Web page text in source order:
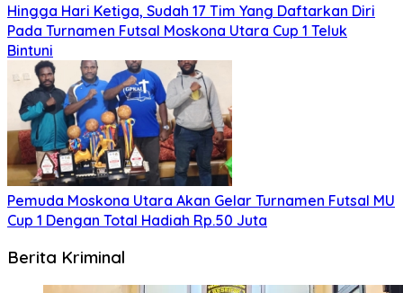
Hingga Hari Ketiga, Sudah 17 Tim Yang Daftarkan Diri
Pada Turnamen Futsal Moskona Utara Cup 1 Teluk
Bintuni
Pemuda Moskona Utara Akan Gelar Turnamen Futsal MU
Cup 1 Dengan Total Hadiah Rp.50 Juta
Berita Kriminal